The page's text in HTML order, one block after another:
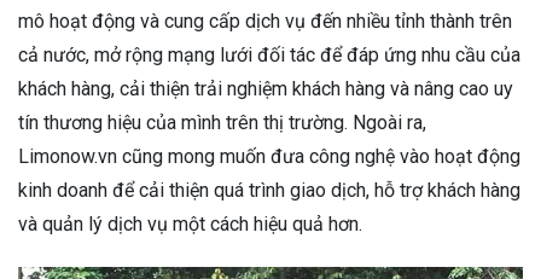
mô hoạt động và cung cấp dịch vụ đến nhiều tỉnh thành trên
cả nước, mở rộng mạng lưới đối tác để đáp ứng nhu cầu của
khách hàng, cải thiện trải nghiệm khách hàng và nâng cao uy
tín thương hiệu của mình trên thị trường. Ngoài ra,
Limonow.vn cũng mong muốn đưa công nghệ vào hoạt động
kinh doanh để cải thiện quá trình giao dịch, hỗ trợ khách hàng
và quản lý dịch vụ một cách hiệu quả hơn.